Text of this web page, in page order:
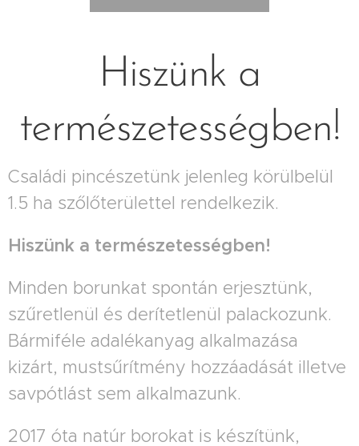
Hiszünk a
természetességben!
Családi pincészetünk jelenleg körülbelül
1.5 ha szőlőterülettel rendelkezik.
Hiszünk a természetességben!
Minden borunkat spontán erjesztünk,
szűretlenül és derítetlenül palackozunk.
Bármiféle adalékanyag alkalmazása
kizárt, mustsűrítmény hozzáadását illetve
savpótlást sem alkalmazunk.
2017 óta natúr borokat is készítünk,